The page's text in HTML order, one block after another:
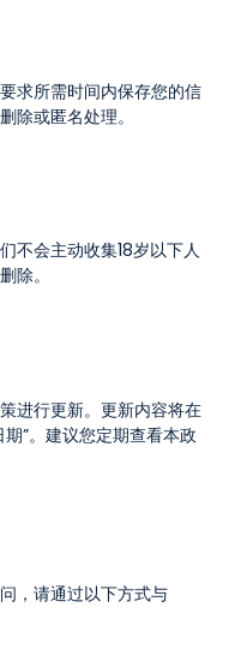
求所需时间内保存您的信
除或匿名处理。
不会主动收集18岁以下人
除。
进行更新。更新内容将在
”。建议您定期查看本政
，请通过以下方式与